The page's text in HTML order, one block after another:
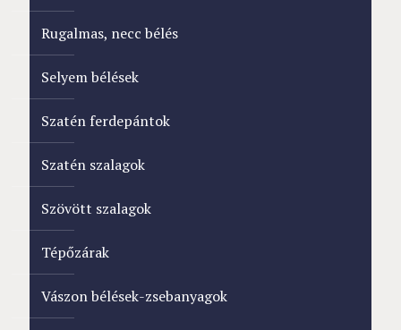
Rugalmas, necc bélés
Selyem bélések
Szatén ferdepántok
Szatén szalagok
Szövött szalagok
Tépőzárak
Vászon bélések-zsebanyagok